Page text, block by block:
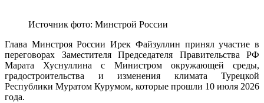
Источник фото: Минстрой России
Глава Минстроя России Ирек Файзуллин принял участие в
переговорах Заместителя Председателя Правительства РФ
Марата Хуснуллина с Министром окружающей среды,
градостроительства и изменения климата Турецкой
Республики Муратом Курумом, которые прошли 10 июля 2026
года.